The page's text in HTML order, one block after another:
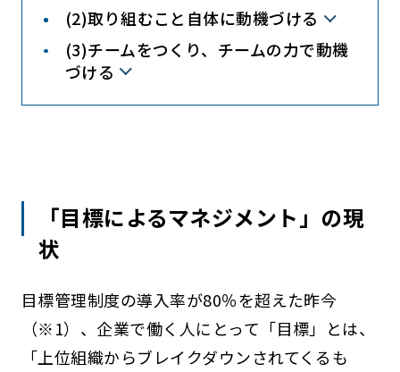
(2)取り組むこと自体に動機づける
(3)チームをつくり、チームの力で動機
づける
「目標によるマネジメント」の現
状
目標管理制度の導入率が80％を超えた昨今
（※1）、企業で働く人にとって「目標」とは、
「上位組織からブレイクダウンされてくるも